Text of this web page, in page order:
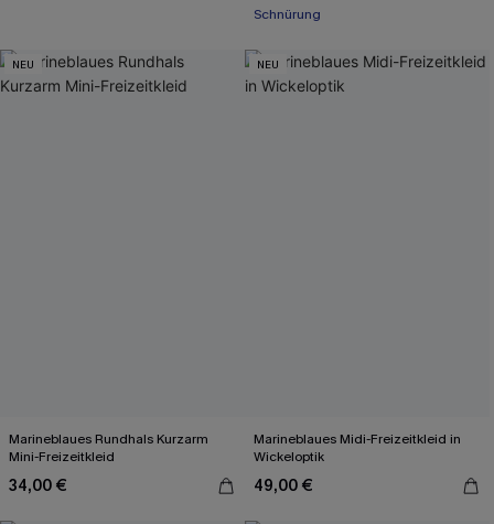
Schnürung
NEU
Marineblaues Rundhals Kurzarm
Mini-Freizeitkleid
34,00 €
NEU
Marineblaues Midi-Freizeitkleid in
Wickeloptik
49,00 €